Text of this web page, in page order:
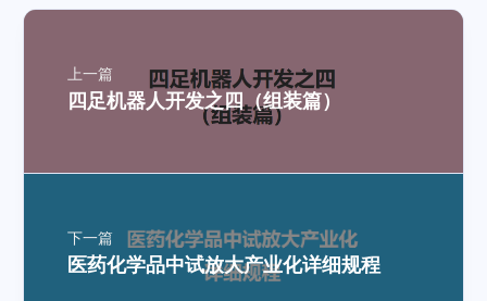
上一篇
四足机器人开发之四（组装篇）
下一篇
医药化学品中试放大产业化详细规程